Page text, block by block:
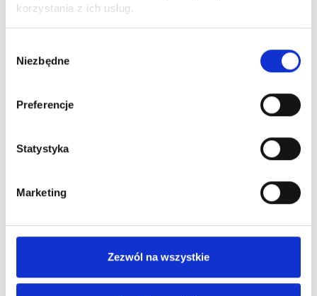
korzystania z ich usług.
zgody
Niezbędne
Preferencje
Statystyka
Marketing
Zezwól na wszystkie